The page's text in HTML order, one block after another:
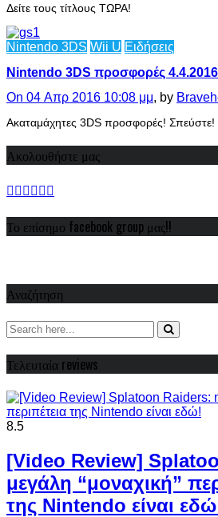
Δείτε τους τίτλους ΤΩΡΑ!
Nintendo 3DS Wii U Ειδήσεις
Nintendo 3DS προσφορές 4.4.2016
On 04 Απρ 2016 10:08 μμ, by
Ακαταμάχητες 3DS προσφορές! Σπεύστε!
Ακολουθήστε μας
Το επίσημο facebook group μας!!
Αναζήτηση
Τελευταία reviews
8.5
[Video Review]
μεγάλη “μοναχική”
της Nintendo είναι